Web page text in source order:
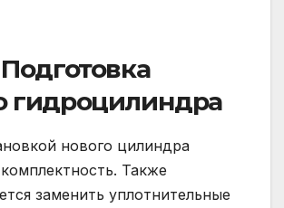
гидроцилиндра
нового цилиндра
Также
заменить уплотнительные